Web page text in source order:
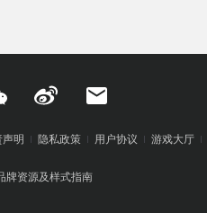
明 隐私政策 用户协议 游戏大厅
牌资源及样式指南